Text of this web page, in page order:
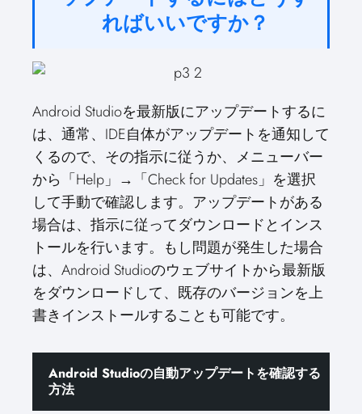
ればいいですか？
Android Studioを最新版にアップデートするに
は、通常、IDE自体がアップデートを通知して
くるので、その指示に従うか、メニューバー
から「Help」→「Check for Updates」を選択
して手動で確認します。アップデートがある
場合は、指示に従ってダウンロードとインス
トールを行います。もし問題が発生した場合
は、Android Studioのウェブサイトから最新版
をダウンロードして、既存のバージョンを上
書きインストールすることも可能です。
Android Studioの自動アップデートを確認する
方法